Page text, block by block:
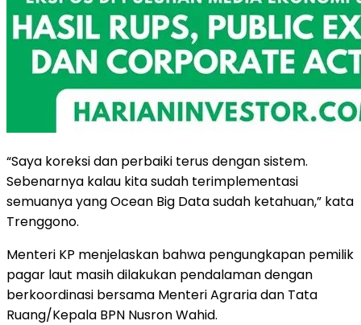
“Saya koreksi dan perbaiki terus dengan sistem.
Sebenarnya kalau kita sudah terimplementasi
semuanya yang Ocean Big Data sudah ketahuan,” kata
Trenggono.
Menteri KP menjelaskan bahwa pengungkapan pemilik
pagar laut masih dilakukan pendalaman dengan
berkoordinasi bersama Menteri Agraria dan Tata
Ruang/Kepala BPN Nusron Wahid.